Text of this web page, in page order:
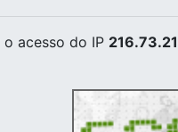
o acesso do IP